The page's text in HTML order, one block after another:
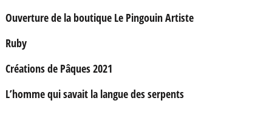
Ouverture de la boutique Le Pingouin Artiste
Ruby
Créations de Pâques 2021
L’homme qui savait la langue des serpents